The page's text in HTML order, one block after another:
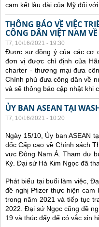
cam kết lâu dài của Mỹ đối với
THÔNG BÁO VỀ VIỆC
CÔNG DÂN VIỆT NAM
T7, 10/16/2021 - 19:30
Được sự đồng ý của các cơ
đơn vị được chỉ định của
charter - thương mại đưa
Chính phủ đưa công dân về
và sẽ thông báo cập nhật khi
ỦY BAN ASEAN TẠI
T7, 10/16/2021 - 10:20
Ngày 15/10, Ủy ban ASEAN
đốc Cấp cao về Chính sách
vực Đông Nam Á. Tham dự
Kỳ. Đại sứ Hà Kim Ngọc đã
Phát biểu tại buổi làm việc,
đề nghị Pfizer thực hiện cam
trong năm 2021 và tiếp tục
2022. Đại sứ Ngọc cũng đề
19 và thúc đẩy để có vắc xin